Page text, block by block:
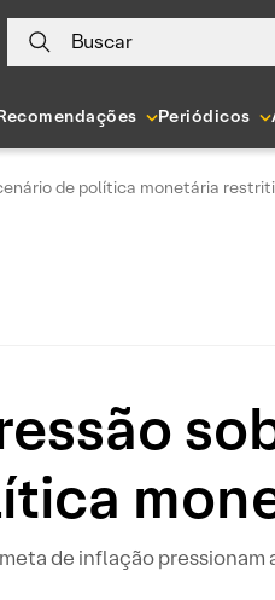
Buscar
Periódicos
de política monetária
de inflação pressionam